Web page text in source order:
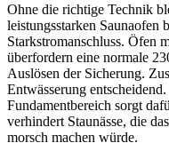
Ohne die richtige Technik
leistungsstarken Saunaofen
Starkstromanschluss. Öfen
überfordern eine normale
Auslösen der Sicherung.
Entwässerung
Fundamentbereich sorgt
verhindert Staunässe, die
morsch machen würde.